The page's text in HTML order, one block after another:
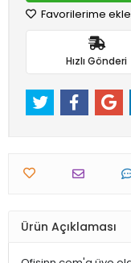
Favorilerime ekle
Hızlı Gönderi
Ürün Açıklaması